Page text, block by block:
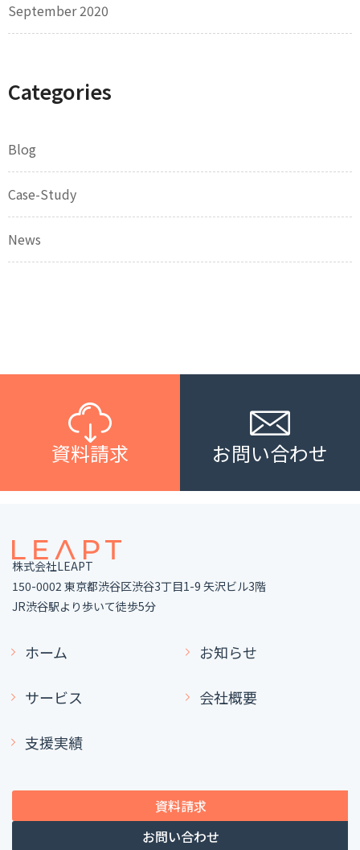
September 2020
Categories
Blog
Case-Study
News
資料請求 お問い合わせ
株式会社LEAPT
150-0002 東京都渋谷区渋谷3丁目1-9 矢沢ビル3階
JR渋谷駅より歩いて徒歩5分
ホーム
サービス
支援実績
お知らせ
会社概要
資料請求
お問い合わせ